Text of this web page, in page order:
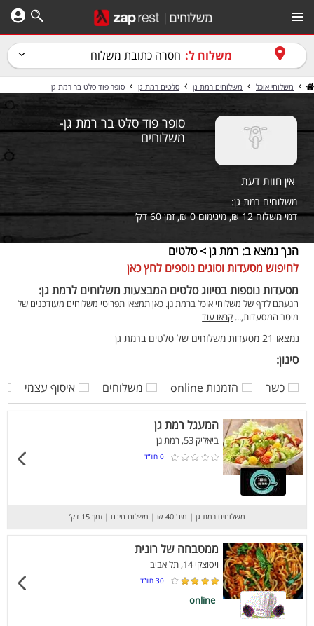
משלוח ל: חסרה כתובת משלוח
משלוחי אוכל משלוחים רמת גן סלטים רמת גן סופר פוד סלט בר רמת גן
סופר פוד סלט בר רמת גן-
משלוחים
אין חוות דעת
משלוחים רמת גן:
דמי משלוח 12 ₪, מינימום 0 ₪, זמן 60 דק’
הנך נמצא ב: רמת גן > סלטים
לחיפוש מסעדות וסוגים נוספים לחץ כאן
מסעדות נוספות בסיווג סלטים המבצעות משלוחים לרמת גן:
הגעתם לדף של משלוחי אוכל ברמת גן. כאן תמצאו תפריטי משלוחים מעודכנים של
מיטב המסעדות,... קראו עוד
נמצאו 21 מסעדות משלוחים של סלטים ברמת גן
סינון:
כשר
הזמנות online משלוחים איסוף עצמי
המעגל רמת גן
ביאליק 53, רמת גן
0 חוו”ד
משלוחים רמת גן | מינ' 40 ₪ | משלוח חינם | זמן: 15 דק’
ממטבחה של רונית
ויסוצקי 14, תל אביב
30 חוו”ד
online